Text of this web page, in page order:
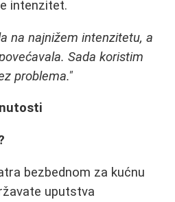
intenzitet.
na najnižem intenzitetu, a
Sada koristim
problema."
bezbednom za kućnu
uputstva